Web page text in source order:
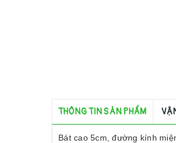
THÔNG TIN SẢN PHẨM
Bát cao 5cm, đường kính